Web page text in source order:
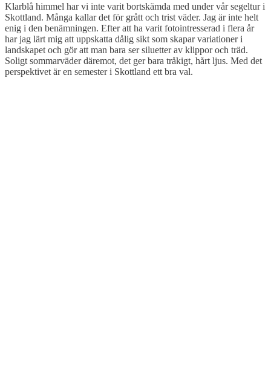
Klarblå himmel har vi inte varit bortskämda med under vår segeltur i
Skottland. Många kallar det för grått och trist väder. Jag är inte helt
enig i den benämningen. Efter att ha varit fotointresserad i flera år
har jag lärt mig att uppskatta dålig sikt som skapar variationer i
landskapet och gör att man bara ser siluetter av klippor och träd.
Soligt sommarväder däremot, det ger bara tråkigt, hårt ljus. Med det
perspektivet är en semester i Skottland ett bra val.